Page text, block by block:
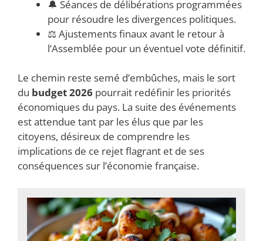
🔔 Séances de délibérations programmées
pour résoudre les divergences politiques.
⚖️ Ajustements finaux avant le retour à
l’Assemblée pour un éventuel vote définitif.
Le chemin reste semé d’embûches, mais le sort
du budget 2026 pourrait redéfinir les priorités
économiques du pays. La suite des événements
est attendue tant par les élus que par les
citoyens, désireux de comprendre les
implications de ce rejet flagrant et de ses
conséquences sur l’économie française.